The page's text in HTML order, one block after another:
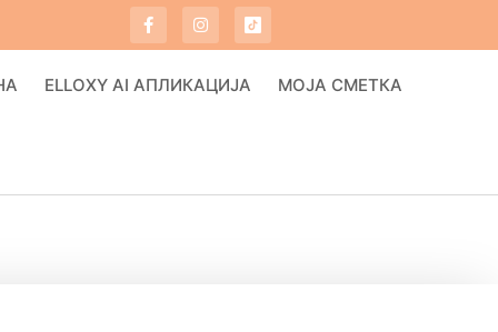
ELLOXY AI АПЛИКАЦИЈА МОЈА СМЕТКА